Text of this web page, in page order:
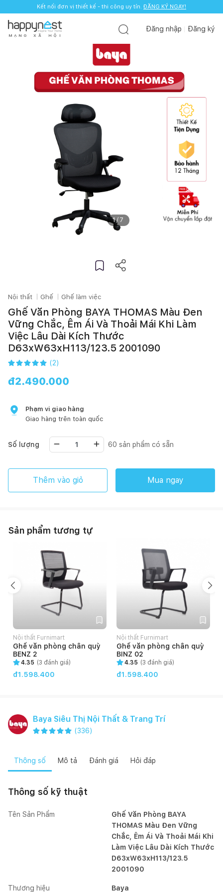
Kết nối đơn vị thiết kế - thi công uy tín. ĐĂNG KÝ NGAY!
M Ạ N G X Ã H Ộ I
Đăng nhập Đăng ký
1/ 7
Nội thất Ghế Ghế làm việc
Ghế Văn Phòng BAYA THOMAS Màu Đen
Vững Chắc, Êm Ái Và Thoải Mái Khi Làm
Việc Lâu Dài Kích Thước
D63xW63xH113/123.5 2001090
(2)
đ2.490.000
Phạm vi giao hàng
Giao hàng trên toàn quốc
Số lượng 60 sản phẩm có sẵn
Thêm vào giỏ Mua ngay
Sản phẩm tương tự
Nội thất Furnimart
Ghế văn phòng chân quỳ
BENZ 2
4.35 (3 đánh giá)
đ1.598.400
Nội thất Furnimart
Ghế văn phòng chân quỳ
BINZ 02
4.35 (3 đánh giá)
đ1.598.400
Baya Siêu Thị Nội Thất & Trang Trí
(336)
Thông số Mô tả Đánh giá Hỏi đáp
Thông số kỹ thuật
Tên Sản Phẩm
Ghế Văn Phòng BAYA
THOMAS Màu Đen Vững
Chắc, Êm Ái Và Thoải Mái Khi
Làm Việc Lâu Dài Kích Thước
D63xW63xH113/123.5
2001090
Thương hiệu Baya